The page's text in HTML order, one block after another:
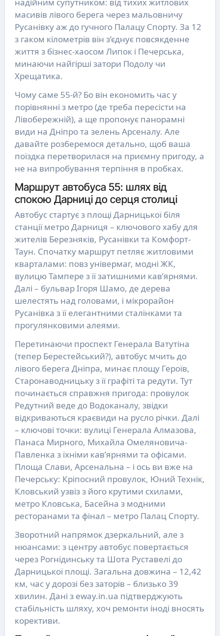
масивів лівого берега через мальовничу
Русанівку аж до гучного Палацу Спорту. За 12
з гаком кілометрів він з’єднує повсякденне
життя з бізнес-хаосом Липок і Печерська,
минаючи найгірші затори Подолу чи
Хрещатика.
Чому саме 55-й? Бо він економить час у
порівнянні з метро (де треба пересісти на
Лівобережній), а ще пропонує панорамні
види на Дніпро та зелень Арсеналу. Але
давайте розберемося детально, щоб ваша
поїздка перетворилася на приємну пригоду, а
не на випробування терпіння в пробках.
Маршрут автобуса 55: шлях від
спокою Дарниці до серця столиці
Автобус стартує з площі Дарницької біля
станції метро Дарниця – ключового хабу для
жителів Березняків, Русанівки та Комфорт-
Таун. Спочатку маршрут петляє житловими
кварталами: повз універмаг, модні ЖК,
вулицю Тампере з її затишними кав’ярнями.
Далі – бульвар Ігоря Шамо, де дерева
шелестять над головами, і мікрорайон
Русанівка з її елегантними сталінками та
прогулянковими алеями.
Перетинаючи проспект Генерала Ватутіна
(тепер Берестейський?), автобус мчить до
лівого берега Дніпра, минає площу Героїв,
Старонаводницьку з її графіті та редути. Тут
починається справжня пригода: провулок
Редутний веде до Водоканалу, звідки
відкриваються краєвиди на русло річки. Далі
– ключові точки: вулиці Генерала Алмазова,
Панаса Мирного, Михайла Омеляновича-
Павленка з їхніми кав’ярнями та офісами.
Площа Слави, Арсенальна – і ось ви вже на
Печерську: Кріпосний провулок, Юний Технік,
Кловський узвіз з його крутими схилами,
метро Кловська, Басейна з модними
ресторанами та фінал – метро Палац Спорту.
Зворотний напрямок дзеркальний, але з
нюансами: з центру автобус повертається
через Рогнідинську та Шота Руставелі до
Дарницької площі. Загальна довжина – 12,42
км, час у дорозі без заторів – близько 39
хвилин. Дані з eway.in.ua підтверджують
стабільність шляху, хоч ремонти іноді вносять
корективи.